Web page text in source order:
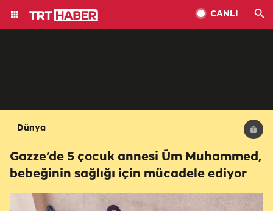
CANLI
Dünya
Gazze’de 5 çocuk annesi Üm Muhammed,
bebeğinin sağlığı için mücadele ediyor